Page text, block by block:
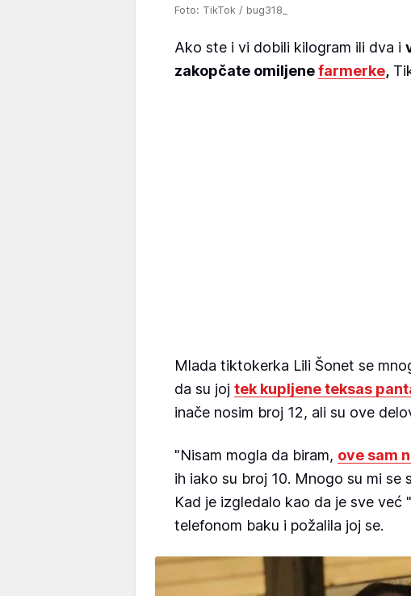
Foto: TikTok / bug318_
Ako ste i vi dobili kilogram ili dva i
zakopčate omiljenefarmerke,
Mlada tiktokerka Lili Šonet se
da su joj tek kupljene teksas
inače nosim broj 12, ali su ove
"Nisam mogla da biram, ove sam
ih iako su broj 10. Mnogo su mi se
Kad je izgledalo kao da je sve već
telefonom baku i požalila joj se.